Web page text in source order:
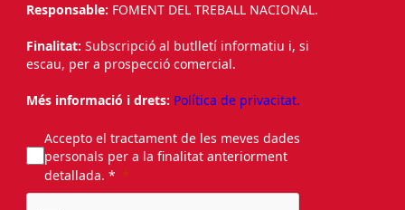
Responsable: FOMENT DEL TREBALL NACIONAL.
Finalitat: Subscripció al butlletí informatiu i, si
escau, per a prospecció comercial.
Més informació i drets: Política de privacitat.
Accepto el tractament de les meves dades
personals per a la finalitat anteriorment
detallada. *